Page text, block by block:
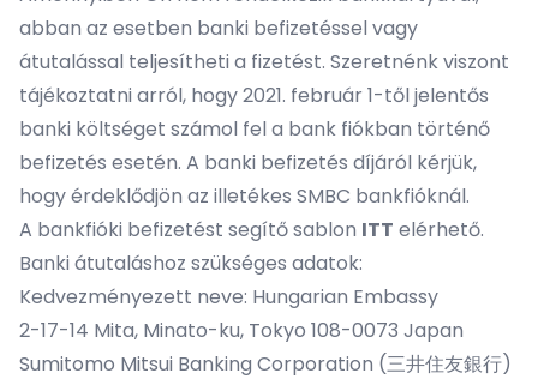
abban az esetben banki befizetéssel vagy
átutalással teljesítheti a fizetést. Szeretnénk viszont
tájékoztatni arról, hogy 2021. február 1-től jelentős
banki költséget számol fel a bank fiókban történő
befizetés esetén. A banki befizetés díjáról kérjük,
hogy érdeklődjön az illetékes SMBC bankfióknál.
A bankfióki befizetést segítő sablon ITT elérhető.
Banki átutaláshoz szükséges adatok:
Kedvezményezett neve: Hungarian Embassy
2-17-14 Mita, Minato-ku, Tokyo 108-0073 Japan
Sumitomo Mitsui Banking Corporation (三井住友銀行)